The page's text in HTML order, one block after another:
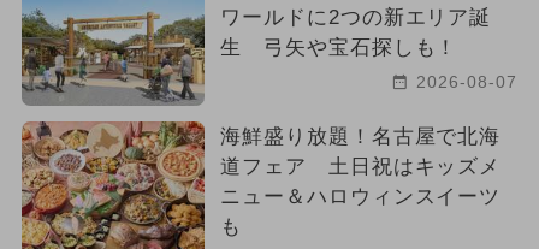
ワールドに2つの新エリア誕
生 弓矢や宝石探しも！
2026-08-07
海鮮盛り放題！名古屋で北海
道フェア 土日祝はキッズメ
ニュー＆ハロウィンスイーツ
も